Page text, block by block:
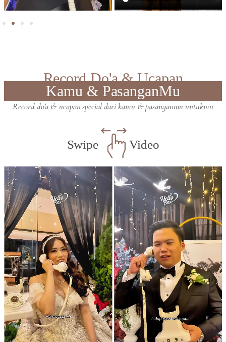
Record Do'a & Ucapan
Kamu & PasanganMu
Record do'a & ucapan special dari kamu & pasanganmu untukmu
Swipe Video